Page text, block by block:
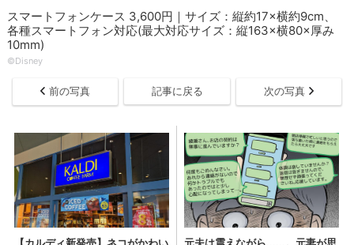
スマートフォンケース 3,600円｜サイズ：縦約17×横約9cm、
各種スマートフォン対応(最大対応サイズ：縦163×横80×厚み
10mm)
©︎Disney
前の写真 記事に戻る 次の写真